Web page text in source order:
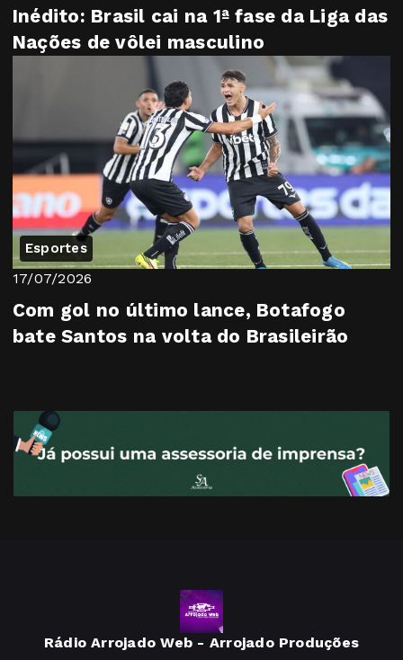
Inédito: Brasil cai na 1ª fase da Liga das
Nações de vôlei masculino
Esportes
17/07/2026
Com gol no último lance, Botafogo
bate Santos na volta do Brasileirão
Rádio Arrojado Web - Arrojado Produções